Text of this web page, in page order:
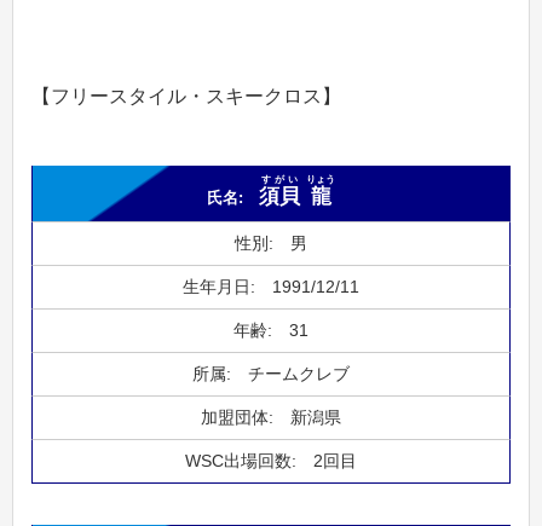
【フリースタイル・スキークロス】
須貝
すがい
龍
りょう
男
1991/12/11
31
チームクレブ
新潟県
2回目